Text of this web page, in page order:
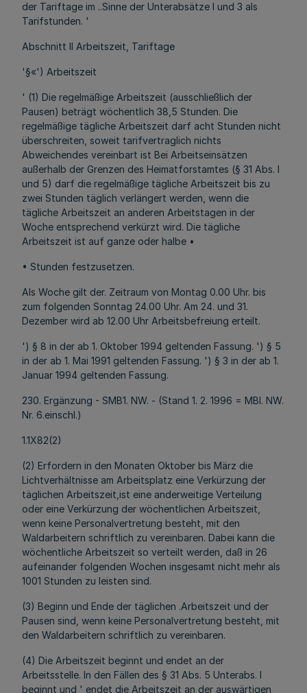
der Tariftage im ..Sinne der Unterabsätze l und 3 als
Tarifstunden. '
Abschnitt II Arbeitszeit, Tariftage
'§«') Arbeitszeit
' (1) Die regelmäßige Arbeitszeit (ausschließlich der
Pausen) beträgt wöchentlich 38,5 Stunden. Die
regelmäßige tägliche Arbeitszeit darf acht Stunden nicht
überschreiten, soweit tarifvertraglich nichts
Abweichendes vereinbart ist Bei Arbeitseinsätzen
außerhalb der Grenzen des Heimatforstamtes (§ 31 Abs. l
und 5) darf die regelmäßige tägliche Arbeitszeit bis zu
zwei Stunden täglich verlängert werden, wenn die
tägliche Arbeitszeit an anderen Arbeitstagen in der
Woche entsprechend verkürzt wird. Die tägliche
Arbeitszeit ist auf ganze oder halbe •
• Stunden festzusetzen.
Als Woche gilt der. Zeitraum von Montag 0.00 Uhr. bis
zum folgenden Sonntag 24.00 Uhr. Am 24. und 31.
Dezember wird ab 12.00 Uhr Arbeitsbefreiung erteilt.
') § 8 in der ab 1. Oktober 1994 geltenden Fassung. ') § 5
in der ab 1. Mai 1991 geltenden Fassung. ') § 3 in der ab 1.
Januar 1994 geltenden Fassung.
230. Ergänzung - SMB1. NW. - (Stand 1. 2. 1996 = MBl. NW.
Nr. 6.einschl.)
1.1X82(2)
(2) Erfordern in den Monaten Oktober bis März die
Lichtverhältnisse am Arbeitsplatz eine Verkürzung der
täglichen Arbeitszeit,ist eine anderweitige Verteilung
oder eine Verkürzung der wöchentlichen Arbeitszeit,
wenn keine Personalvertretung besteht, mit den
Waldarbeitern schriftlich zu vereinbaren. Dabei kann die
wöchentliche Arbeitszeit so verteilt werden, daß in 26
aufeinander folgenden Wochen insgesamt nicht mehr als
1001 Stunden zu leisten sind.
(3) Beginn und Ende der täglichen .Arbeitszeit und der
Pausen sind, wenn keine Personalvertretung besteht, mit
den Waldarbeitern schriftlich zu vereinbaren.
(4) Die Arbeitszeit beginnt und endet an der
Arbeitsstelle. In den Fällen des § 31 Abs. 5 Unterabs. l
beginnt und ' endet die Arbeitszeit an der auswärtigen